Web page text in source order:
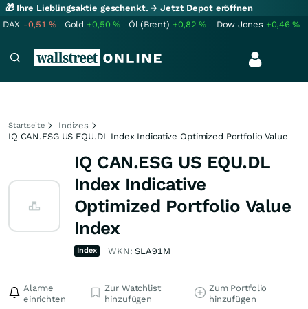
🎁 Ihre Lieblingsaktie geschenkt.→ Jetzt Depot eröffnen
DAX -0,51% Gold +0,50% Öl (Brent) +0,82% Dow Jones +0,46%
Startseite
Indizes
IQ CAN.ESG US EQU.DL Index Indicative Optimized Portfolio Value
IQ CAN.ESG US EQU.DL
Index Indicative
Optimized Portfolio Value
Index
Index WKN:SLA91M
Alarme
einrichten
Zur Watchlist
hinzufügen
Zum Portfolio
hinzufügen